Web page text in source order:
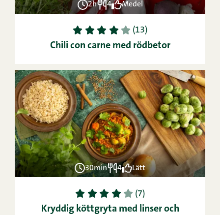
2h 4 Medel
1 2 3 4 5 (13)
Chili con carne med rödbetor
30min 4 Lätt
1 2 3 4 5 (7)
Kryddig köttgryta med linser och